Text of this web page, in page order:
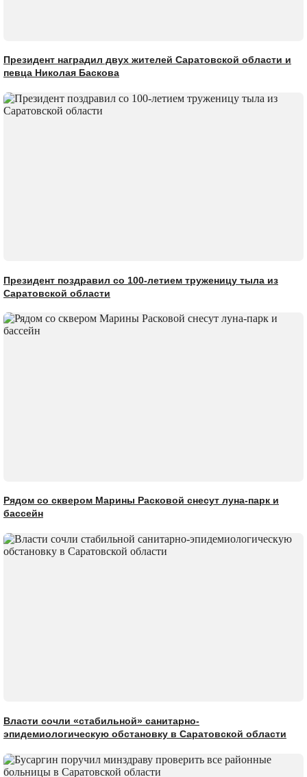
Президент наградил двух жителей Саратовской области и
певца Николая Баскова
Президент поздравил со 100-летием труженицу тыла из
Саратовской области
Рядом со сквером Марины Расковой снесут луна-парк и
бассейн
Власти сочли «стабильной» санитарно-
эпидемиологическую обстановку в Саратовской области